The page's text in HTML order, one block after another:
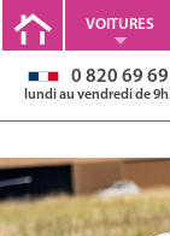
VOITURES
0 820 69
lundi au vendredi de